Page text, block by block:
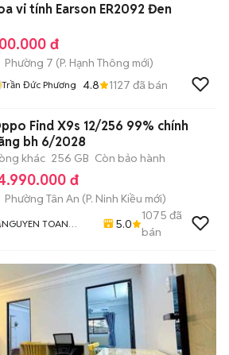
vi tính Earson ER2092 Đen
đ
Phường 7 (P. Hạnh Thông mới)
Trần Đức Phương 4.8 1127 đã bán
Find X9s 12/256 99% chính
bh 6/2028
khác 256 GB Còn bảo hành
đ
Phường Tân An (P. Ninh Kiều mới)
NGUYEN TOAN
5.0
1075 đã
bán